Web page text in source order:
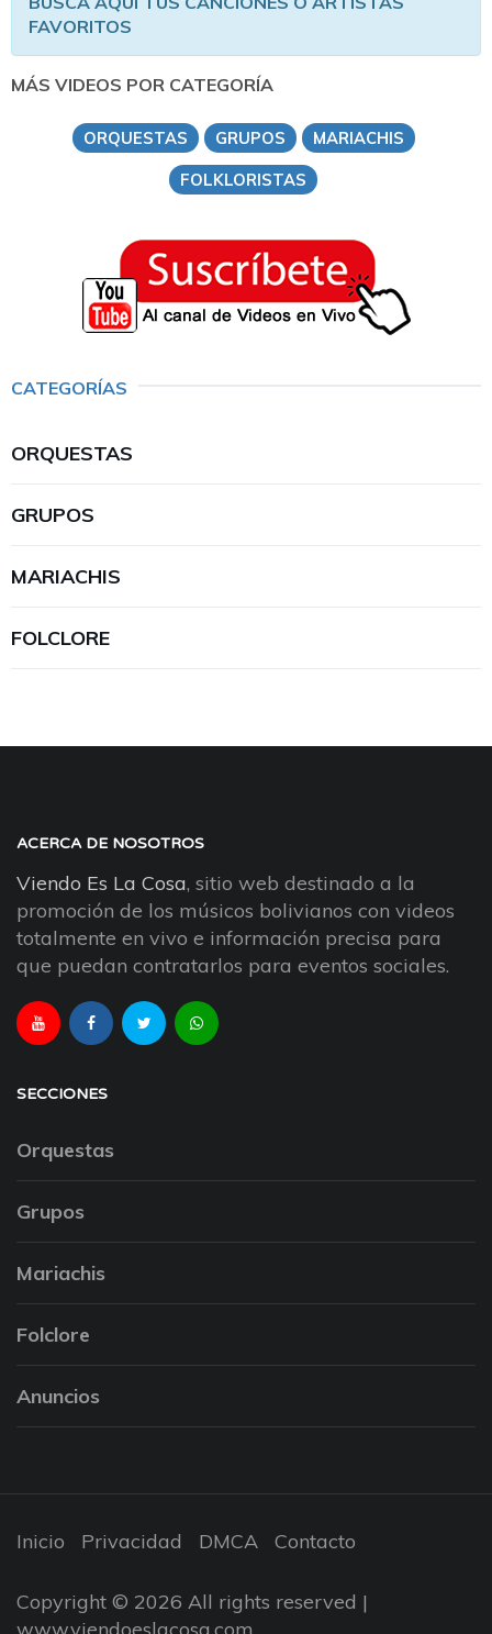
FAVORITOS
MÁS VIDEOS POR CATEGORÍA
ORQUESTAS GRUPOS
MARIACHIS
FOLKLORISTAS
CATEGORÍAS
ORQUESTAS
GRUPOS
MARIACHIS
FOLCLORE
ACERCA DE NOSOTROS
Viendo Es La Cosa, sitio web destinado a la
promoción de los músicos bolivianos con videos
totalmente en vivo e información precisa para
que puedan contratarlos para eventos sociales.
SECCIONES
Orquestas
Grupos
Mariachis
Folclore
Anuncios
Inicio Privacidad DMCA Contacto
Copyright © 2026 All rights reserved |